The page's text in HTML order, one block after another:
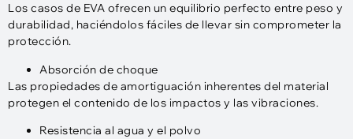
Los casos de EVA ofrecen un equilibrio perfecto entre peso y
durabilidad, haciéndolos fáciles de llevar sin comprometer la
protección.
Absorción de choque
Las propiedades de amortiguación inherentes del material
protegen el contenido de los impactos y las vibraciones.
Resistencia al agua y el polvo